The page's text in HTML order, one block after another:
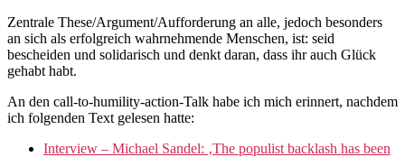
Zentrale These/Argument/Aufforderung an alle, jedoch besonders
an sich als erfolgreich wahrnehmende Menschen, ist: seid
bescheiden und solidarisch und denkt daran, dass ihr auch Glück
gehabt habt.
An den call-to-humility-action-Talk habe ich mich erinnert, nachdem
ich folgenden Text gelesen hatte:
Interview – Michael Sandel: ‚The populist backlash has been